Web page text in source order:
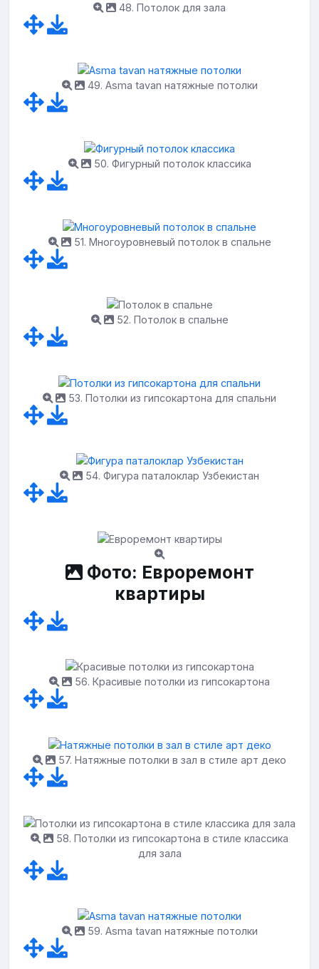
48. Потолок для зала
49. Asma tavan натяжные потолки
50. Фигурный потолок классика
51. Многоуровневый потолок в спальне
52. Потолок в спальне
53. Потолки из гипсокартона для спальни
54. Фигура паталоклар Узбекистан
Фото: Евроремонт
квартиры
56. Красивые потолки из гипсокартона
57. Натяжные потолки в зал в стиле арт деко
58. Потолки из гипсокартона в стиле классика
для зала
59. Asma tavan натяжные потолки